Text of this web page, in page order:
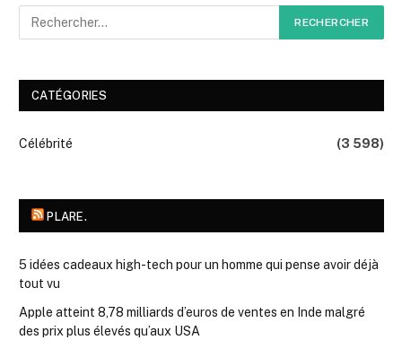
CATÉGORIES
Célébrité (3 598)
PLARE.
5 idées cadeaux high-tech pour un homme qui pense avoir déjà
tout vu
Apple atteint 8,78 milliards d’euros de ventes en Inde malgré
des prix plus élevés qu’aux USA